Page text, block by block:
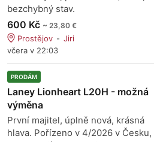
bezchybný stav.
600 Kč ~ 23,80 €
Prostějov
Jiri
včera v 22:03
PRODÁM
Laney Lionheart L20H - možná
výměna
První majitel, úplně nová, krásná
hlava. Pořízeno v 4/2026 v Česku,